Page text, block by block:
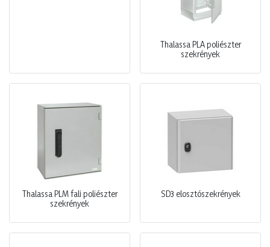
Thalassa PLA poliészter
szekrények
Thalassa PLM fali poliészter
szekrények
SD3 elosztószekrények